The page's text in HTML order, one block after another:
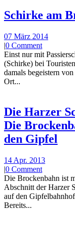
Schirke am
07 März 2014
|0 Comment
Einst nur mit
(Schirke) bei
damals begeistern
Ort...
Die Harzer
Die
den Gipfel
14 Apr. 2013
|0 Comment
Die Brockenbahn ist
Abschnitt der Harzer
auf den
Bereits...